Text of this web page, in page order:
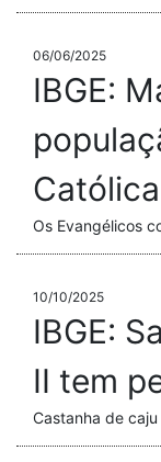
06/06/2025
IBGE:
Católica
Os Evangélicos
10/10/2025
IBGE:
II tem
Castanha de